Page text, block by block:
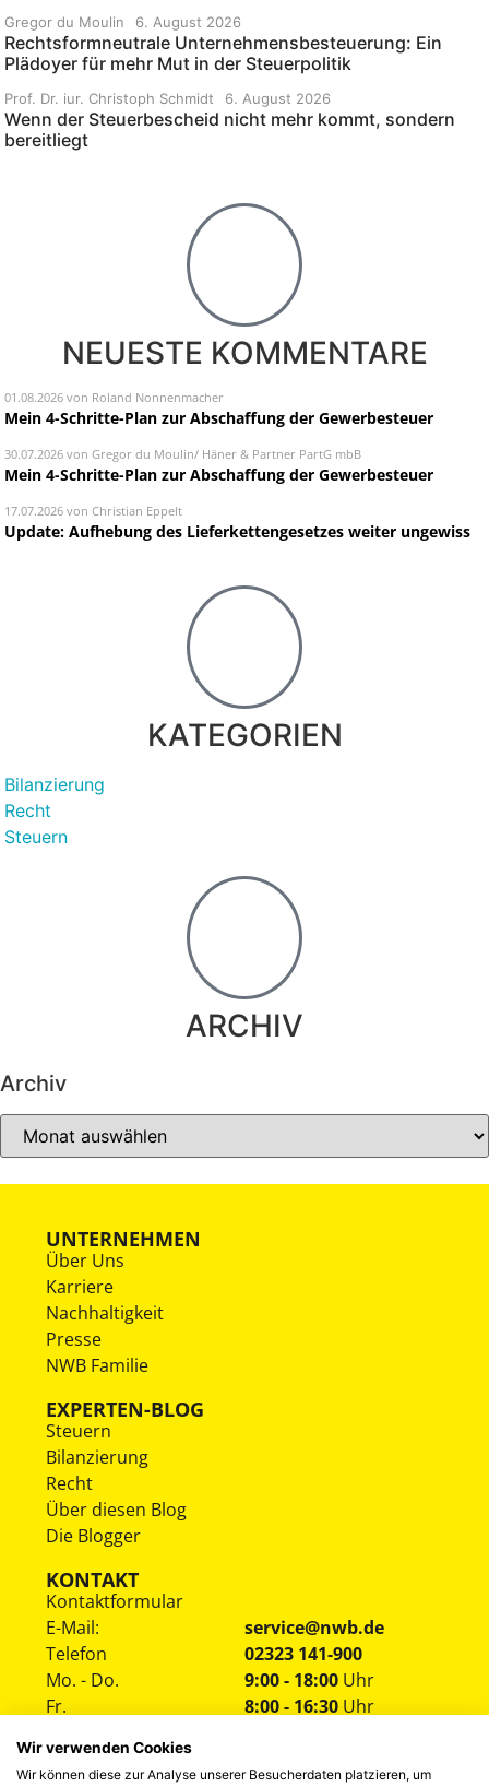
Gregor du Moulin 6. August 2026
Rechtsformneutrale Unternehmensbesteuerung: Ein
Plädoyer für mehr Mut in der Steuerpolitik
Prof. Dr. iur. Christoph Schmidt 6. August 2026
Wenn der Steuerbescheid nicht mehr kommt, sondern
bereitliegt
NEUESTE KOMMENTARE
01.08.2026 von Roland Nonnenmacher
Mein 4-Schritte-Plan zur Abschaffung der Gewerbesteuer
30.07.2026 von Gregor du Moulin/ Häner & Partner PartG mbB
Mein 4-Schritte-Plan zur Abschaffung der Gewerbesteuer
17.07.2026 von Christian Eppelt
Update: Aufhebung des Lieferkettengesetzes weiter ungewiss
KATEGORIEN
Bilanzierung
Recht
Steuern
ARCHIV
Archiv
UNTERNEHMEN
Über Uns
Karriere
Nachhaltigkeit
Presse
NWB Familie
EXPERTEN-BLOG
Steuern
Bilanzierung
Recht
Über diesen Blog
Die Blogger
KONTAKT
Kontaktformular
E-Mail:
service@nwb.de
Telefon
02323 141-900
Mo. - Do.
Fr.
9:00 - 18:00 Uhr
8:00 - 16:30 Uhr
Wir verwenden Cookies
Wir können diese zur Analyse unserer Besucherdaten platzieren, um